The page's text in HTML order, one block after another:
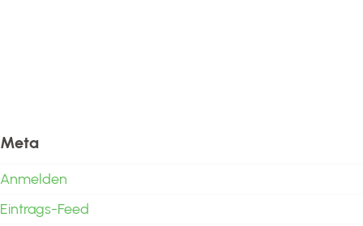
Meta
Anmelden
Eintrags-Feed